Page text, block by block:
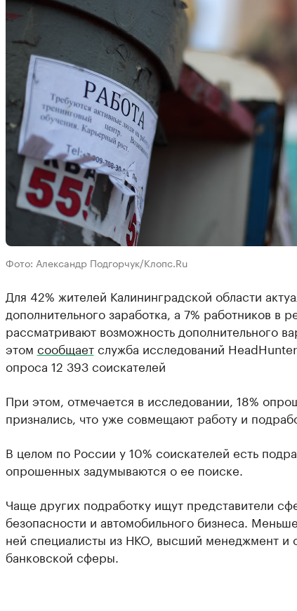
Фото: Александр Подгорчук/Клопс.Ru
Для 42% жителей Калининградской области
дополнительного заработка, а 7% работников в
рассматривают возможность дополнительного
этом сообщаетслужба исследований
опроса 12 393 соискателей
При этом, отмечается в исследовании, 18%
признались, что уже совмещают работу и
В целом по России у 10% соискателей есть
опрошенных задумываются о ее поиске.
Чаще других подработку ищут представители
безопасности и автомобильного бизнеса.
ней специалисты из НКО, высший менеджмент и
банковской сферы.